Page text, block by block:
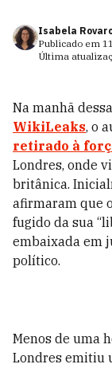
Isabela
Publicado em
Última
Na manhã
WikiLeaks, o
retirado à
Londres, onde
britânica.
afirmaram que
fugido da sua
embaixada em
político.
Menos de uma
Londres emitiu